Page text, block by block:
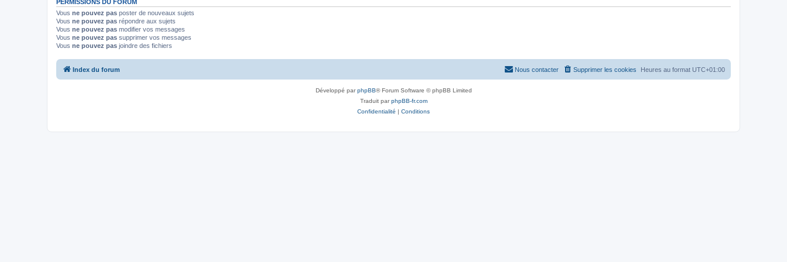
PERMISSIONS DU FORUM
Vous ne pouvez pas poster de nouveaux sujets
Vous ne pouvez pas répondre aux sujets
Vous ne pouvez pas modifier vos messages
Vous ne pouvez pas supprimer vos messages
Vous ne pouvez pas joindre des fichiers
Index du forum Heures au format UTC+01:00
Supprimer les cookies
Nous contacter
Développé parphpBB® Forum Software © phpBB Limited
Traduit parphpBB-fr.com
Confidentialité | Conditions